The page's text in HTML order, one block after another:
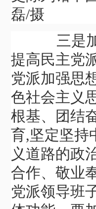
磊/摄
三是加
提高民主党
党派加强思
色社会主义
根基、团结
育,坚定坚持
义道路的政
合作、敬业
党派领导班